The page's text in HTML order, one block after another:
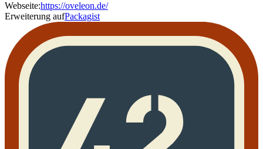
Webseite:https://oveleon.de/
Erweiterung aufPackagist